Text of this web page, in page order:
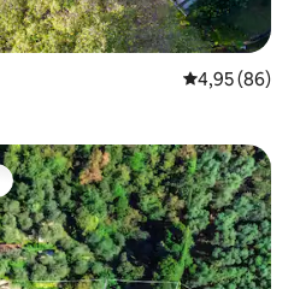
Évaluation
4,95 (86)